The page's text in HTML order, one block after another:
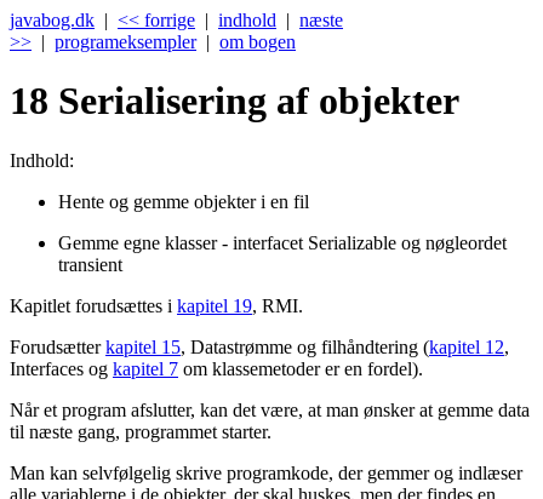
javabog.dk | << forrige | indhold | næste
>> | programeksempler| om bogen
18 Serialisering af objekter
Indhold:
Hente og gemme objekter i en fil
Gemme egne klasser - interfacet Serializable og nøgleordet
transient
Kapitlet forudsættes i kapitel 19, RMI.
Forudsætterkapitel 15, Datastrømme og filhåndtering (kapitel 12,
Interfaces og kapitel 7 om klassemetoder er en fordel).
Når et program afslutter, kan det være, at man ønsker at gemme data
til næste gang, programmet starter.
Man kan selvfølgelig skrive programkode, der gemmer og indlæser
alle variablerne i de objekter, der skal huskes, men der findes en